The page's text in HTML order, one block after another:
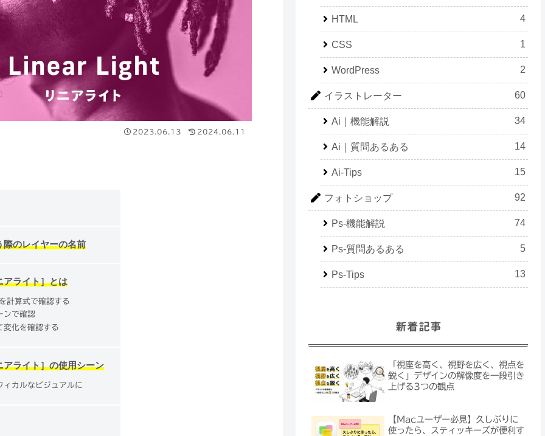
2023.06.13 2024.06.11
際のレイヤーの名前
アライト］とは
計算式で確認する
ンで確認
変化を確認する
アライト］の使用シーン
ィカルなビジュアルに
HTML 4
CSS 1
WordPress 2
イラストレーター 60
Ai｜機能解説 34
Ai｜質問あるある 14
Ai-Tips 15
フォトショップ 92
Ps-機能解説 74
Ps-質問あるある 5
Ps-Tips 13
新着記事
「視座を高く、視野を広く、視点を
鋭く」デザインの解像度を一段引き
上げる3つの観点
【Macユーザー必見】久しぶりに
使ったら、スティッキーズが便利す